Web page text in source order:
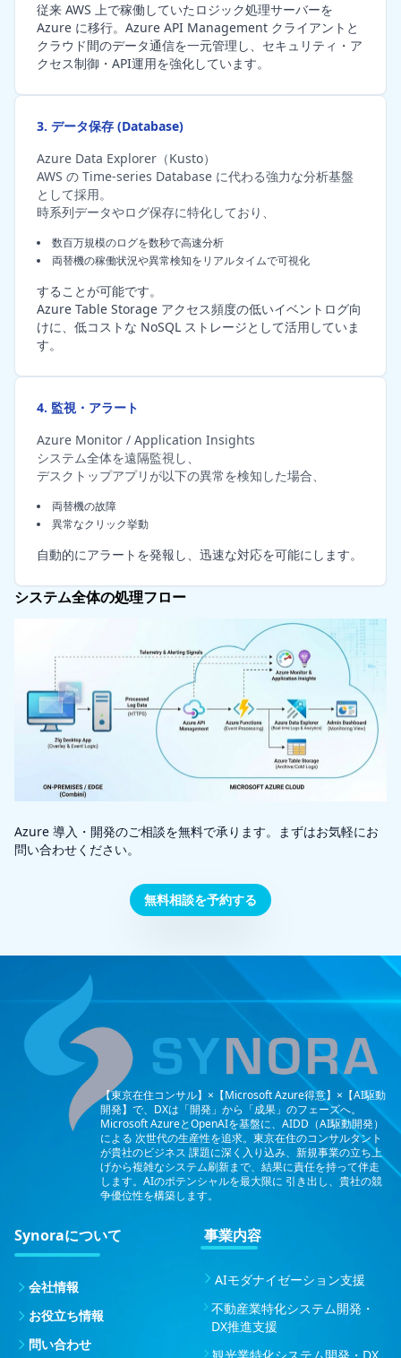
従来 AWS 上で稼働していたロジック処理サーバーを
Azure に移行。Azure API Management クライアントと
クラウド間のデータ通信を一元管理し、セキュリティ・ア
クセス制御・API運用を強化しています。
3. データ保存 (Database)
Azure Data Explorer（Kusto）
AWS の Time-series Database に代わる強力な分析基盤
として採用。
時系列データやログ保存に特化しており、
数百万規模のログを数秒で高速分析
両替機の稼働状況や異常検知をリアルタイムで可視化
することが可能です。
Azure Table Storage アクセス頻度の低いイベントログ向
けに、低コストな NoSQL ストレージとして活用していま
す。
4. 監視・アラート
Azure Monitor / Application Insights
システム全体を遠隔監視し、
デスクトップアプリが以下の異常を検知した場合、
両替機の故障
異常なクリック挙動
自動的にアラートを発報し、迅速な対応を可能にします。
システム全体の処理フロー
Azure 導入・開発のご相談を無料で承ります。まずはお気軽にお
問い合わせください。
無料相談を予約する
【東京在住コンサル】×【Microsoft Azure得意】×【AI駆動
開発】で、DXは「開発」から「成果」のフェーズへ。
Microsoft AzureとOpenAIを基盤に、AIDD（AI駆動開発）
による 次世代の生産性を追求。東京在住のコンサルタント
が貴社のビジネス 課題に深く入り込み、新規事業の立ち上
げから複雑なシステム刷新まで、結果に責任を持って伴走
します。AIのポテンシャルを最大限に 引き出し、貴社の競
争優位性を構築します。
Synoraについて
会社情報
お役立ち情報
問い合わせ
事業内容
AIモダナイゼーション支援
不動産業特化システム開発・
DX推進支援